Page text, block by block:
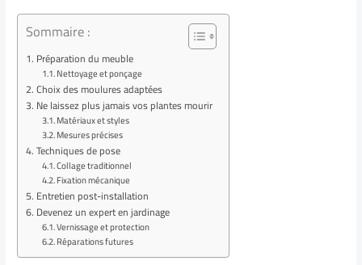
Sommaire :
Préparation du meuble
Nettoyage et ponçage
Choix des moulures adaptées
Ne laissez plus jamais vos plantes mourir
Matériaux et styles
Mesures précises
Techniques de pose
Collage traditionnel
Fixation mécanique
Entretien post-installation
Devenez un expert en jardinage
Vernissage et protection
Réparations futures